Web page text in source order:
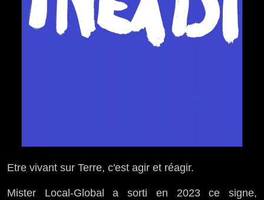
Etre vivant sur Terre, c'est agir et réagir.
Mister Local-Global a sorti en 2023 ce signe,